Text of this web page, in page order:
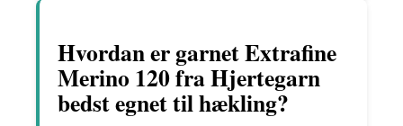
Hvordan er garnet Extrafine
Merino 120 fra Hjertegarn
bedst egnet til hækling?